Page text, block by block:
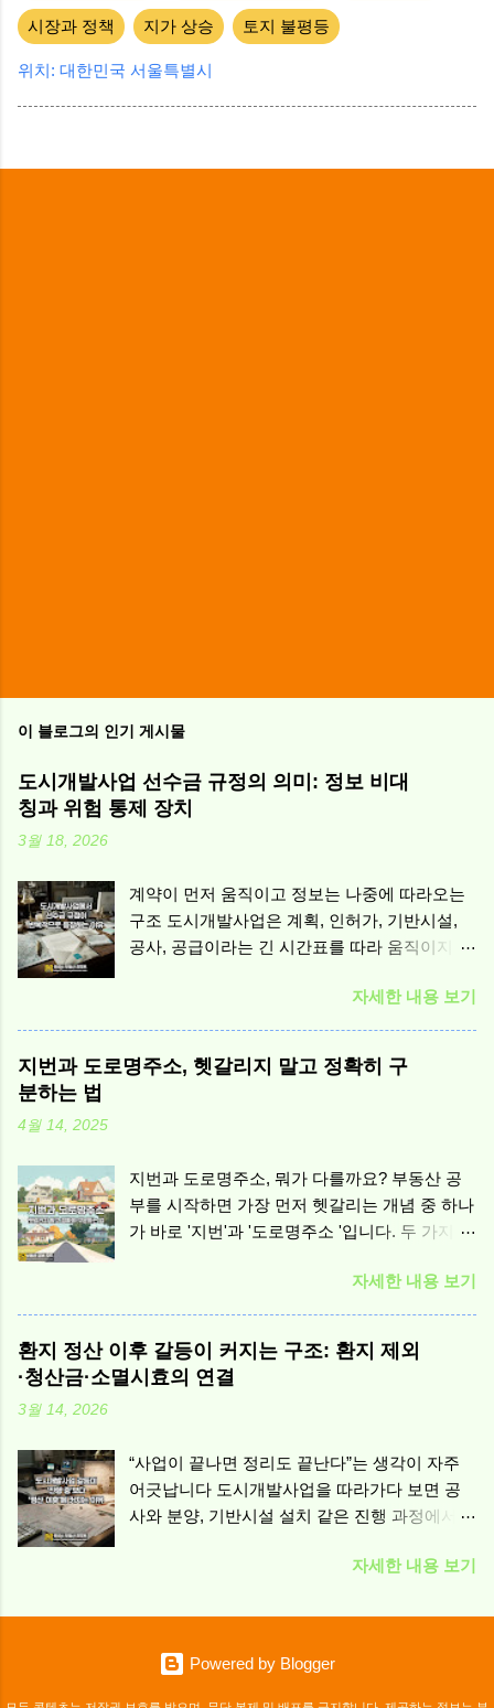
시장과 정책 지가 상승 토지 불평등
위치: 대한민국 서울특별시
이 블로그의 인기 게시물
도시개발사업 선수금 규정의 의미: 정보 비대
칭과 위험 통제 장치
3월 18, 2026
계약이 먼저 움직이고 정보는 나중에 따라오는
구조 도시개발사업은 계획, 인허가, 기반시설,
공사, 공급이라는 긴 시간표를 따라 움직이지만,
특히 ‘미래의 공급’을 전제로 돈이 먼저 오가는
순간, 생활의 문제는 곧바로 계약 갈등의 문제로
번역됩니다. 당장 눈앞의 실물과 결과가 존재하
지 않는 상태에서 계약이 체결되면, 당사자들은
주기 위한 장치라기보다, 정보가 뒤따르는 사업
에서 ‘돈이 앞서는 계약’이 만들어내는 위험을
통제하기 위해 제도적으로 마련된 질서로 이해
자세한 내용 보기
지번과 도로명주소, 헷갈리지 말고 정확히 구
분하는 법
4월 14, 2025
지번과 도로명주소, 뭐가 다를까요? 부동산 공
부를 시작하면 가장 먼저 헷갈리는 개념 중 하나
가 바로 '지번'과 '도로명주소 '입니다. 두 가지 모
이며, 각각의 사용 목적도 다릅니다. 이번 글에
서는 『 공간정보의 구축 및 관리 등에 관한 법
률 』 제2조 제22호와 제23호 에 정의된 '지번'과
'지번부여지역' 개념 을 바탕으로, 도로명주소와
의 차이점과 실생활에서의 활용법을 초보자도
을 이렇게 정의합니다: "지번(地番): 토지에 부여
된 번호로서 대지의 위치를 나타내는 표시" 쉽게
말하면, 지번은 토지에 붙여진 고유 번호입니다.
위해 붙여진 일종의 '토지용 주소'라고 볼 수 있
적으로 가장 우선하는 주소 체계입니다. 예를 들
어 "서울시 종로구 청운동 123번지"에서 '청운
자세한 내용 보기
환지 정산 이후 갈등이 커지는 구조: 환지 제외
·청산금·소멸시효의 연결
3월 14, 2026
“사업이 끝나면 정리도 끝난다”는 생각이 자주
어긋납니다 도시개발사업을 따라가다 보면 공
사와 분양, 기반시설 설치 같은 진행 과정에서
계 이후에 긴장이 커지는 경우가 많습니다. 진
재해 권리 변동이 상대적으로 추상적일 수 있습
의 배정 결과, 비용과 가치의 정리, 예외 처리 같
은 사후 항목이 숫자와 문서로 확정됩니다. 그
자세한 내용 보기
Powered by Blogger